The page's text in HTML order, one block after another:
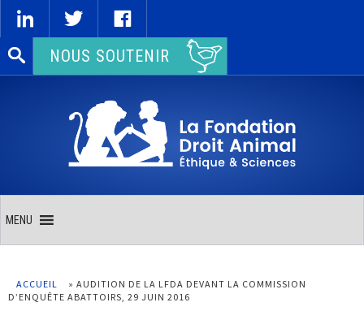
Rechercher :NOUS SOUTENIR
MENU
ACCUEIL » AUDITION DE LA LFDA DEVANT LA COMMISSION
D’ENQUÊTE ABATTOIRS, 29 JUIN 2016